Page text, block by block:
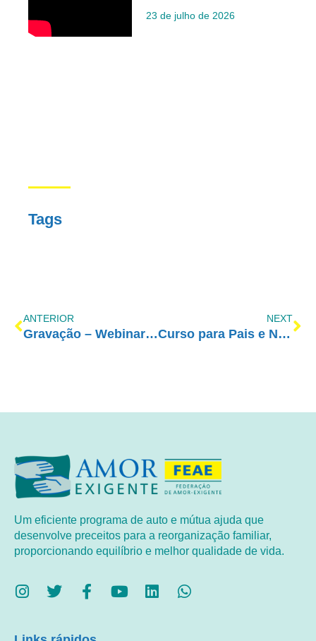
23 de julho de 2026
Tags
ANTERIOR
Gravação – Webinar: Vida Plena com Amor-Exigente
NEXT
Curso para Pais e Novos Coordenadores
Um eficiente programa de auto e mútua ajuda que
desenvolve preceitos para a reorganização familiar,
proporcionando equilíbrio e melhor qualidade de vida.